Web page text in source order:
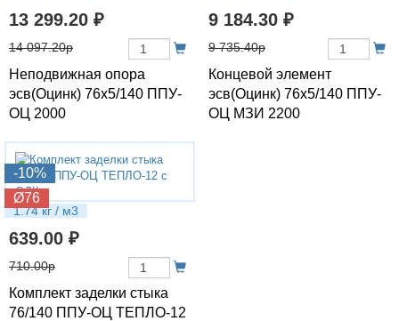
13 299.20 ₽
14 097.20р
Неподвижная опора
эсв(Оцинк) 76х5/140 ППУ-
ОЦ 2000
9 184.30 ₽
9 735.40р
Концевой элемент
эсв(Оцинк) 76х5/140 ППУ-
ОЦ МЗИ 2200
-10%
Ø76
1.74 кг / м3
639.00 ₽
710.00р
Комплект заделки стыка
76/140 ППУ-ОЦ ТЕПЛО-12